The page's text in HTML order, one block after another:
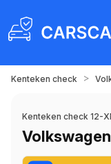
Kenteken check >
Kenteken check 12-